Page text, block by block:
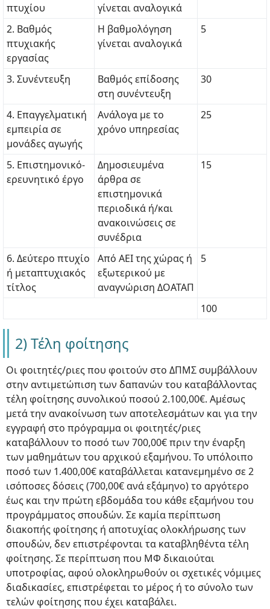
πτυχίου
γίνεται αναλογικά
2. Βαθμός
πτυχιακής
εργασίας
Η βαθμολόγηση
γίνεται αναλογικά
5
3. Συνέντευξη
Βαθμός επίδοσης
στη συνέντευξη
30
4. Επαγγελματική
εμπειρία σε
μονάδες αγωγής
Ανάλογα με το
χρόνο υπηρεσίας
25
5. Επιστημονικό-
ερευνητικό έργο
Δημοσιευμένα
άρθρα σε
επιστημονικά
περιοδικά ή/και
ανακοινώσεις σε
συνέδρια
15
6. Δεύτερο πτυχίο
ή μεταπτυχιακός
τίτλος
Από ΑΕΙ της χώρας ή
εξωτερικού με
αναγνώριση ΔΟΑΤΑΠ
5
100
2) Τέλη φοίτησης
Οι φοιτητές/ριες που φοιτούν στο ΔΠΜΣ συμβάλλουν
στην αντιμετώπιση των δαπανών του καταβάλλοντας
τέλη φοίτησης συνολικού ποσού 2.100,00€. Αμέσως
μετά την ανακοίνωση των αποτελεσμάτων και για την
εγγραφή στο πρόγραμμα οι φοιτητές/ριες
καταβάλλουν το ποσό των 700,00€ πριν την έναρξη
των μαθημάτων του αρχικού εξαμήνου. Το υπόλοιπο
ποσό των 1.400,00€ καταβάλλεται κατανεμημένο σε 2
ισόποσες δόσεις (700,00€ ανά εξάμηνο) το αργότερο
έως και την πρώτη εβδομάδα του κάθε εξαμήνου του
προγράμματος σπουδών. Σε καμία περίπτωση
διακοπής φοίτησης ή αποτυχίας ολοκλήρωσης των
σπουδών, δεν επιστρέφονται τα καταβληθέντα τέλη
φοίτησης. Σε περίπτωση που ΜΦ δικαιούται
υποτροφίας, αφού ολοκληρωθούν οι σχετικές νόμιμες
διαδικασίες, επιστρέφεται το μέρος ή το σύνολο των
τελών φοίτησης που έχει καταβάλει.